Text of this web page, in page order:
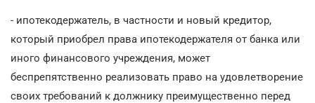
- ипотекодержатель, в частности и новый кредитор,
который приобрел права ипотекодержателя от банка или
иного финансового учреждения, может
беспрепятственно реализовать право на удовлетворение
своих требований к должнику преимущественно перед